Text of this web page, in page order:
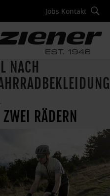
Jobs Kontakt
NACH
RÄDERN